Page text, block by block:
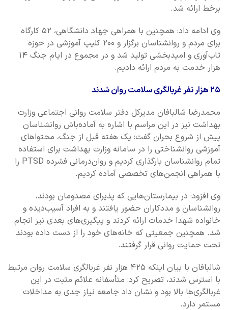
برخط ارائه شد.
وی ادامه داد: همچنین با همراهی جهاد دانشگاهی، ۵۲ کارگاه
برای مردم و روانشناسان برگزار و ۲۰۰ کلیپ آموزشی در حوزه
تاب‌آوری و امیدبخشی تولید شد و در مجموع در ایام جنگ ۱۴
هزار خدمت به مردم ارائه دادیم.
۲۵ هزار نفر غربالگری سلامت روان شدند
محمدرضا شالبافان مدیرکل دفتر سلامت روانی اجتماعی وزارت
بهداشت نیز در این مراسم با اشاره به آماده‌باش روانشناسان
پیش از شروع بحران گفت: یک هفته قبل از جنگ، محتواهای
آموزشی روانشناختی را در سامانه وزارت بهداشت برای استفاده
تمام روانشناسان بارگذاری کردیم و روان‌درمانی فشرده PTSD را
با همراهی انجمن‌های تخصصی آماده کردیم.
وی افزود: در بیمارستان‌هایی که پذیرای مصدومان بودند،
روانشناسان و مددکاران حضور یافتند و به افراد آسیب‌دیده و
خانواده شهدا خدمات ارائه کردند و پیگیری‌های بعدی نیز انجام
شد. همچنین جمعیتی که خانه‌های خود را از دست داده بودند
تحت حمایت روانی قرار گرفتند.
شالبافان با بیان اینکه ۴۲۵ هزار نفر غربالگری سلامت روان مرتبط
با استرس شدند، تصریح کرد: متأسفانه علائم مثبت در این
غربالگری‌ها بالا بود و نشان داد جامعه نیاز جدی به مداخلات
مستمر دارد.